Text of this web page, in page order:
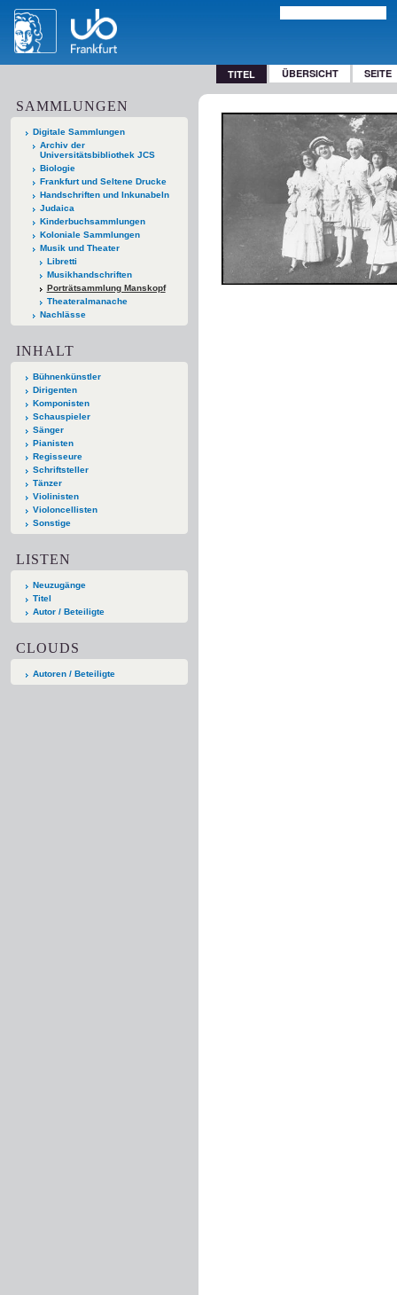
TITEL ÜBERSICHT SEITE
SAMMLUNGEN
Digitale Sammlungen
Archiv der
Universitätsbibliothek JCS
Biologie
Frankfurt und Seltene Drucke
Handschriften und Inkunabeln
Judaica
Kinderbuchsammlungen
Koloniale Sammlungen
Musik und Theater
Libretti
Musikhandschriften
Porträtsammlung Manskopf
Theateralmanache
Nachlässe
INHALT
Bühnenkünstler
Dirigenten
Komponisten
Schauspieler
Sänger
Pianisten
Regisseure
Schriftsteller
Tänzer
Violinisten
Violoncellisten
Sonstige
LISTEN
Neuzugänge
Titel
Autor / Beteiligte
CLOUDS
Autoren / Beteiligte